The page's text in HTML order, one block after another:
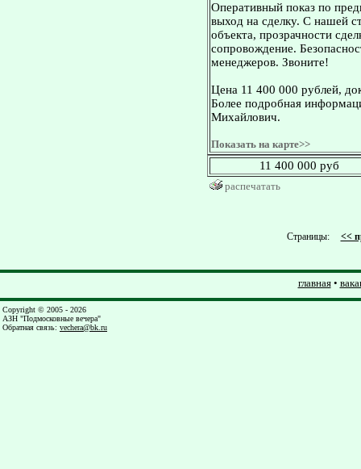
Оперативный показ по
выход на сделку. С нашей
объекта, прозрачности
сопровождение.
менеджеров. Звоните!
Цена 11 400 000 рублей,
Более подробная
Михайлович.
Показать на карте>>
11 400 000 руб
распечатать
Страницы: <<
главная•
Copyright © 2005 - 2026
АЗН "Подмосковные вечера"
Обратная связь: vechera@bk.ru